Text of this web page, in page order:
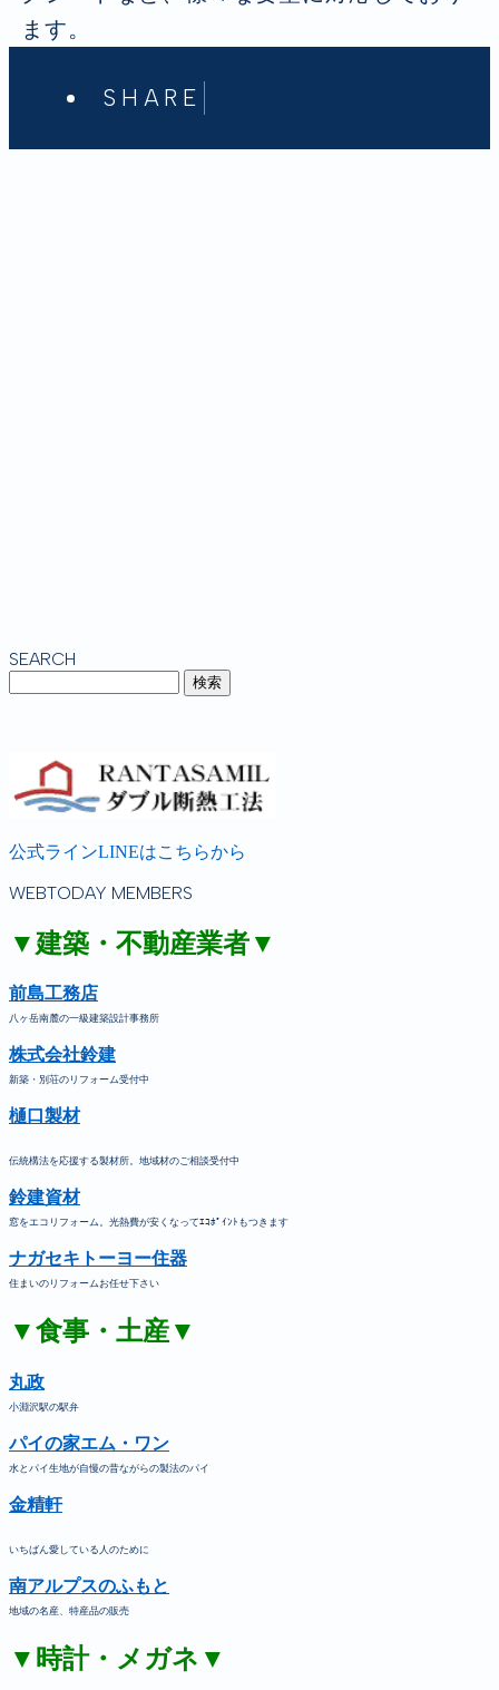
ます。
SHARE
SEARCH
公式ラインLINEはこちらから
WEBTODAY MEMBERS
▼建築・不動産業者▼
前島工務店
八ヶ岳南麓の一級建築設計事務所
株式会社鈴建
新築・別荘のリフォーム受付中
樋口製材
伝統構法を応援する製材所。地域材のご相談受付中
鈴建資材
窓をエコリフォーム。光熱費が安くなってｴｺﾎﾟｲﾝﾄもつきます
ナガセキトーヨー住器
住まいのリフォームお任せ下さい
▼食事・土産▼
丸政
小淵沢駅の駅弁
パイの家エム・ワン
水とパイ生地が自慢の昔ながらの製法のパイ
金精軒
いちばん愛している人のために
南アルプスのふもと
地域の名産、特産品の販売
▼時計・メガネ▼